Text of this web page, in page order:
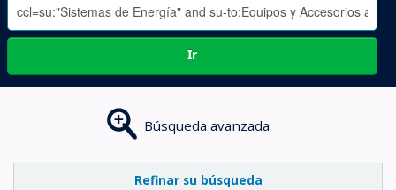
Ir
Búsqueda avanzada
Refinar su búsqueda